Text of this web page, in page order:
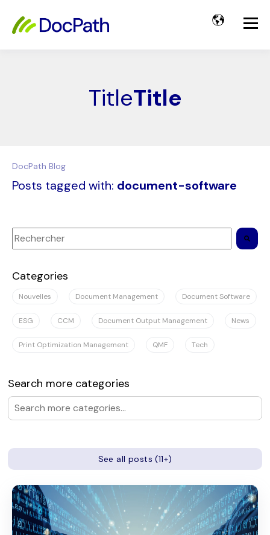
TitleTitle
DocPath Blog
Posts tagged with: document-software
Il s'agit d'un champ de recherche auquel est associée
Categories
Nouvelles Document Management Document Software
ESG CCM Document Output Management News
Print Optimization Management QMF Tech
Search more categories
See all posts (11+)